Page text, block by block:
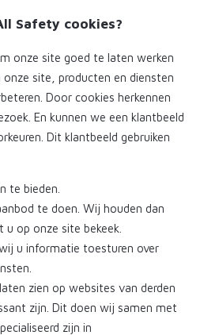
Safety cookies?
onze site goed te laten werken
onze site, producten en diensten
Door cookies herkennen
En kunnen we een klantbeeld
Dit klantbeeld gebruiken
te bieden.
te doen. Wij houden dan
u op onze site bekeek.
u informatie toesturen over
zien op websites van derden
zijn. Dit doen wij samen met
zijn in